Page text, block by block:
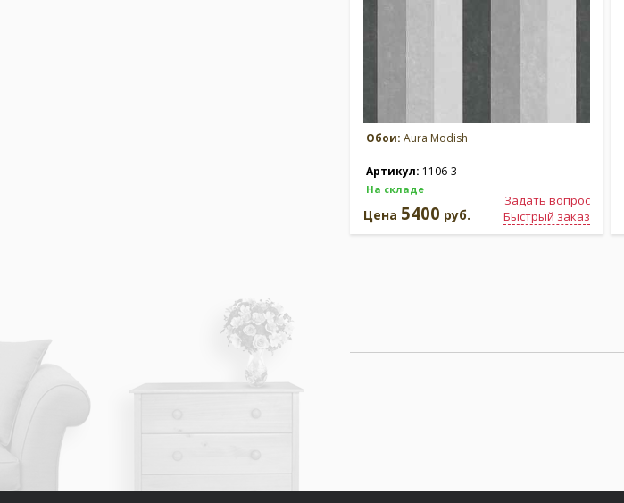
Обои: Aura Modish
Артикул: 1106-3
На складе
Задать вопрос
Быстрый заказ
Цена 5400 руб.